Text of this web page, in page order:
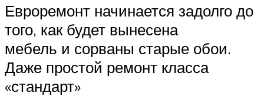
Евроремонт начинается задолго до
того, как будет вынесена
мебель и сорваны старые обои.
Даже простой ремонт класса
«стандарт»